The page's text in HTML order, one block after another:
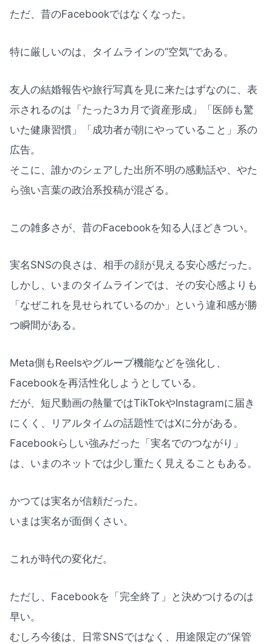
ただ、昔のFacebookではなくなった。
特に厳しいのは、タイムラインの“空気”である。
友人の結婚報告や旅行写真を見に来たはずなのに、表
示されるのは「たった3カ月で資産形成」「医師も驚
いた健康習慣」「成功者が朝にやっていること」系の
広告。
そこに、誰かのシェアした出所不明の感動話や、やた
ら強い言葉の政治系投稿が混ざる。
この雑多さが、昔のFacebookを知る人ほどきつい。
実名SNSの良さは、相手の顔が見える安心感だった。
しかし、いまのタイムラインでは、その安心感よりも
「なぜこれを見せられているのか」という違和感が勝
つ瞬間がある。
Meta側もReelsやグループ機能などを強化し、
Facebookを再活性化しようとしている。
だが、短尺動画の熱量ではTikTokやInstagramに届き
にくく、リアルタイムの話題性ではXに分がある。
Facebookらしい強みだった「実名でのつながり」
は、いまのネットでは少し重たく見えることもある。
かつては実名が信頼だった。
いまは実名が面倒くさい。
これが時代の変化だ。
ただし、Facebookを「完全終了」と決めつけるのは
早い。
むしろ今後は、日常SNSではなく、用途限定の“保管